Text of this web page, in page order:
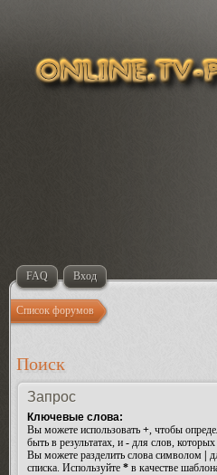
FAQ Вход
Список форумов
Поиск
Запрос
Ключевые слова:
Вы можете использовать +, чтобы
быть в результатах, и - для слов, которых
Вы можете разделить слова символом
списка. Используйте * в качестве